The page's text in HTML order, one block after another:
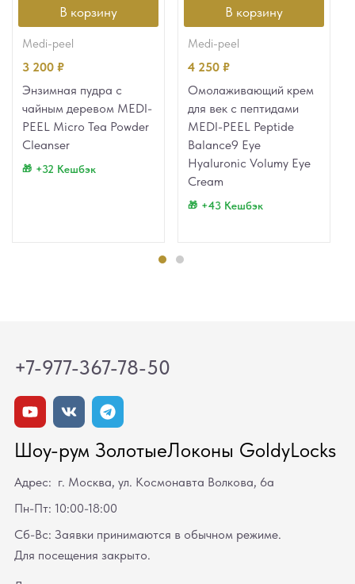
В корзину
medi-peel
3 200 ₽
Энзимная пудра с
чайным деревом MEDI-
PEEL Micro Tea Powder
Cleanser
+32 Кешбэк
В корзину
medi-peel
4 250 ₽
Омолаживающий крем
для век с пептидами
MEDI-PEEL Peptide
Balance9 Eye
Hyaluronic Volumy Eye
Cream
+43 Кешбэк
+7-977-367-78-50
Шоу-рум ЗолотыеЛоконы GoldyLocks
Адрес: г. Москва, ул. Космонавта Волкова, 6а
Пн-Пт: 10:00-18:00
Сб-Вс: Заявки принимаются в обычном режиме.
Для посещения закрыто.